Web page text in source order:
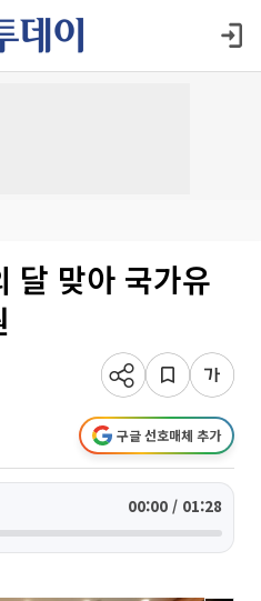
달 맞아 국가유
구글 선호매체 추가
00:00 / 01:28